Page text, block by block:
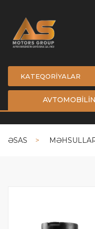
KATEQORİYALAR
ƏSAS